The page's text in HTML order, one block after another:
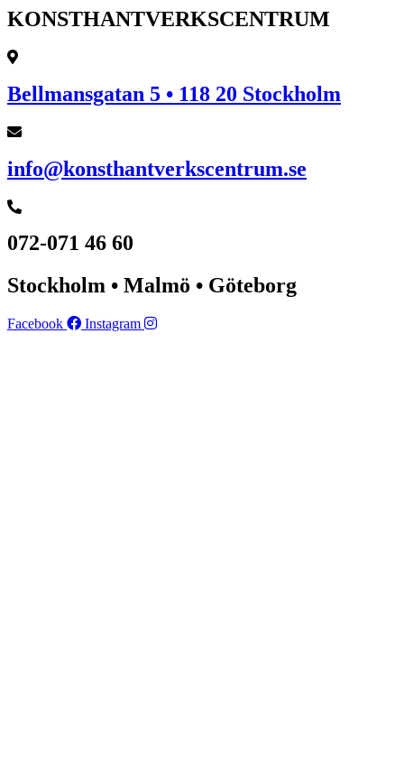
KONSTHANTVERKSCENTRUM
Bellmansgatan 5 • 118 20 Stockholm
info@konsthantverkscentrum.se
072-071 46 60
Stockholm • Malmö • Göteborg
Facebook Instagram